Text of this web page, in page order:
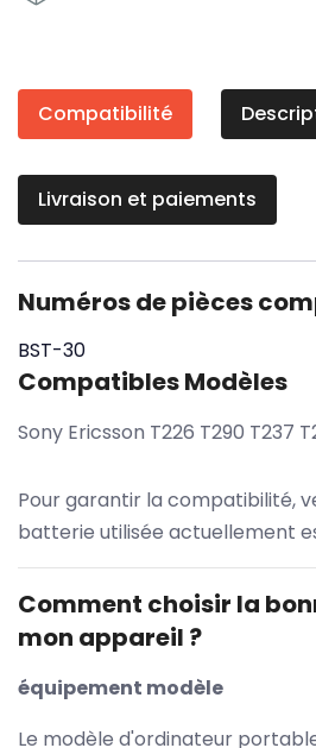
Compatibilité
Livraison et paiements
Numéros de pièces
BST-30
Compatibles Modèles
Sony Ericsson T226 T290 T237
Pour garantir la compatibilité,
batterie utilisée actuellement
Comment choisir la
mon appareil ?
équipement modèle
Le modèle d'ordinateur